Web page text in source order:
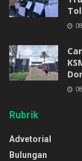
Rubrik
Advetorial
Bulungan